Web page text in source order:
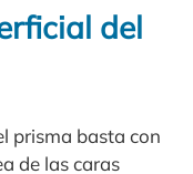
del
prisma basta con
de las caras